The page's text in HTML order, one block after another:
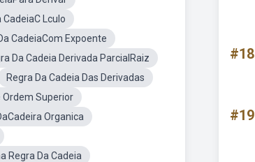
CadeiaC Lculo
CadeiaCom Expoente
Da Cadeia Derivada ParcialRaiz
Regra Da Cadeia Das Derivadas
Ordem Superior
Organica
Regra Da Cadeia
#18
#19